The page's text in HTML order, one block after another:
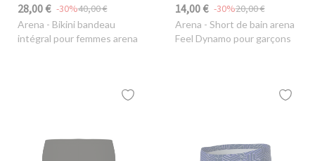
28,00 € 40,00 €
-30%
Arena - Bikini bandeau
intégral pour femmes arena
14,00 € 20,00 €
-30%
Arena - Short de bain arena
Feel Dynamo pour garçons